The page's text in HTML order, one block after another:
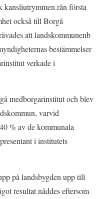
kansliutrymmen.rån första
också till Borgå
att landskommunenb
bestämmelser
verkade i
medborgarinstitut och blev
varvid
% av de kommunala
i institutets
på landsbygden upp till
resultat nåddes eftersom